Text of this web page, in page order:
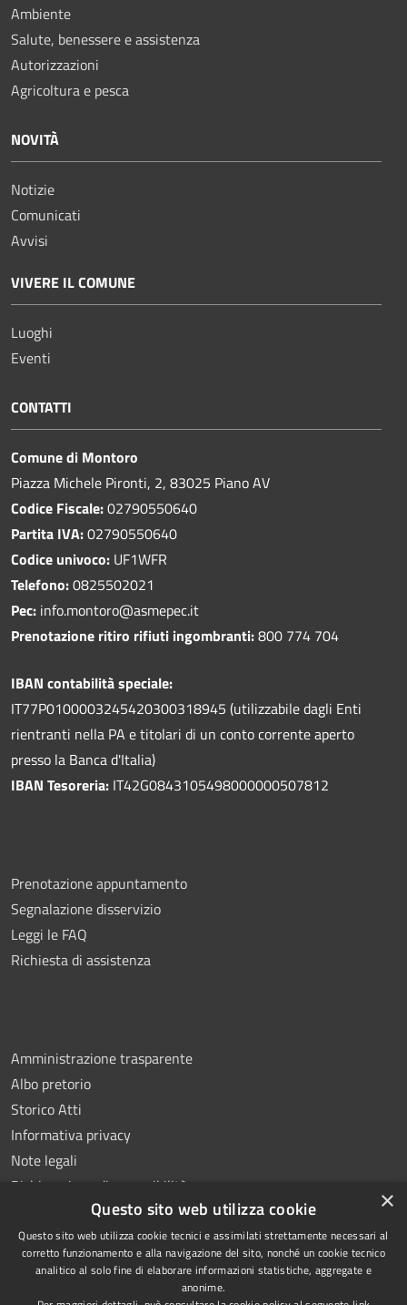
Ambiente
Salute, benessere e assistenza
Autorizzazioni
Agricoltura e pesca
NOVITÀ
Notizie
Comunicati
Avvisi
VIVERE IL COMUNE
Luoghi
Eventi
CONTATTI
Comune di Montoro
Piazza Michele Pironti, 2, 83025 Piano AV
Codice Fiscale:02790550640
Partita IVA:02790550640
Codice univoco: UF1WFR
Telefono:0825502021
Pec: info.montoro@asmepec.it
Prenotazione ritiro rifiuti ingombranti:800 774 704
IBAN contabilità speciale:
IT77P0100003245420300318945 (utilizzabile dagli Enti
rientranti nella PA e titolari di un conto corrente aperto
presso la Banca d'Italia)
IBAN Tesoreria: IT42G0843105498000000507812
Prenotazione appuntamento
Segnalazione disservizio
Leggi le FAQ
Richiesta di assistenza
Amministrazione trasparente
Albo pretorio
Storico Atti
Informativa privacy
Note legali
Dichiarazione di accessibilità
RSS
Copyright © 2026 • Comune di
×
Questo sito web utilizza cookie
Questo sito web utilizza cookie tecnici e assimilati strettamente necessari al
corretto funzionamento e alla navigazione del sito, nonché un cookie tecnico
analitico al solo fine di elaborare informazioni statistiche, aggregate e
anonime.